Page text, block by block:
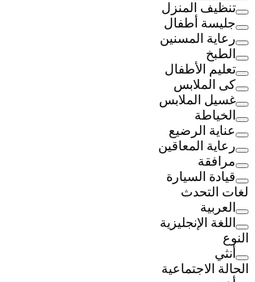
تنظيف المنزل
جليسة أطفال
رعاية المسنين
الطبخ
تعليم الأطفال
كى الملابس
غسيل الملابس
الخياطة
عناية الرضيع
رعاية المعاقين
مرافقة
قيادة السيارة
لغات التحدث
العربية
اللغة الإنجليزية
النوع
أنثي
الحالة الاجتماعية